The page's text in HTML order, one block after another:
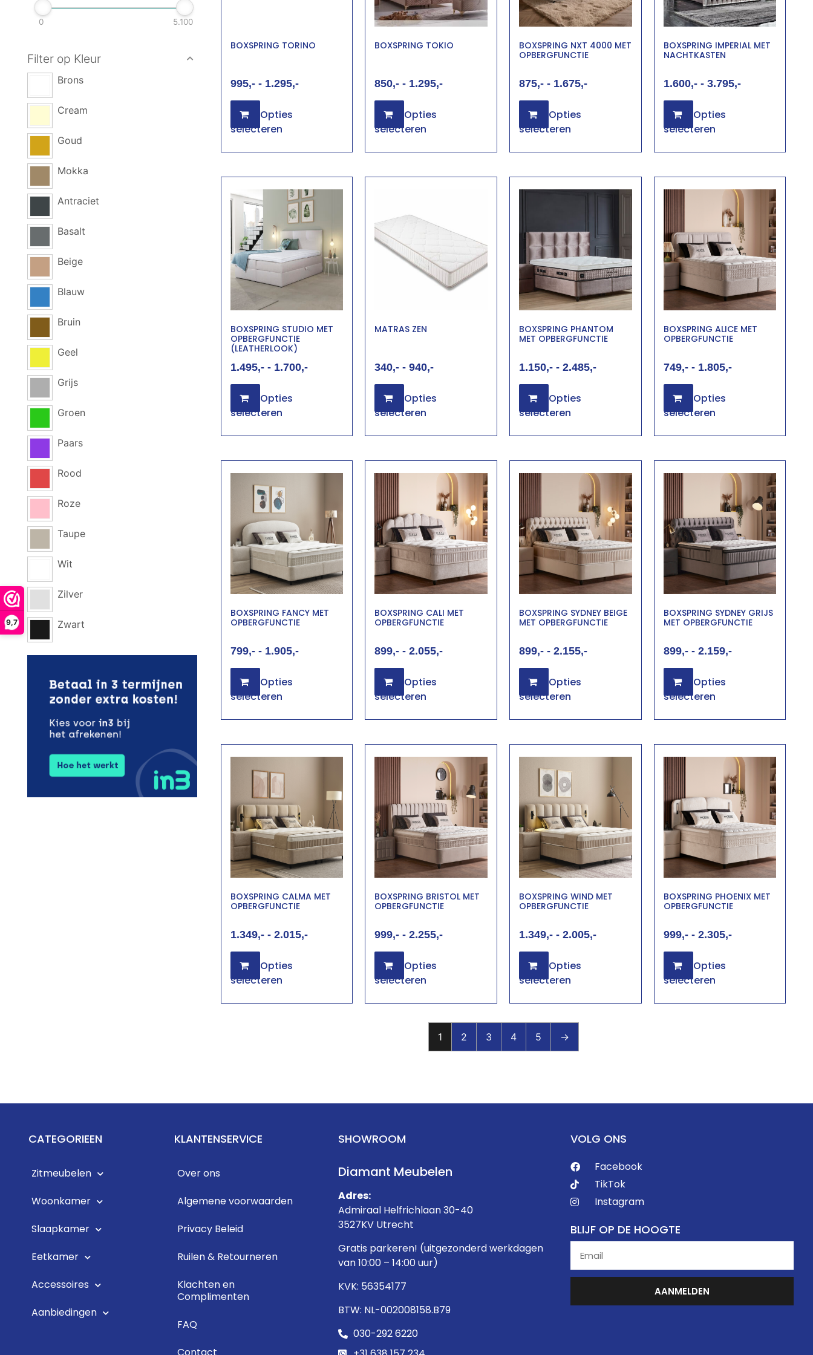
9,7
0 5.100
Filter op Kleur
Brons
Cream
Goud
Mokka
Antraciet
Basalt
Beige
Blauw
Bruin
Geel
Grijs
Groen
Paars
Rood
Roze
Taupe
Wit
Zilver
Zwart
BOXSPRING TORINO
995 - 1.295
Opties
selecteren
BOXSPRING TOKIO
850 - 1.295
Opties
selecteren
BOXSPRING NXT 4000 MET
OPBERGFUNCTIE
875 - 1.675
Opties
selecteren
BOXSPRING IMPERIAL MET
NACHTKASTEN
1.600 - 3.795
Opties
selecteren
BOXSPRING STUDIO MET
OPBERGFUNCTIE
(LEATHERLOOK)
1.495
- 1.700
Opties
selecteren
MATRAS ZEN
340 - 940
Opties
selecteren
BOXSPRING PHANTOM
MET OPBERGFUNCTIE
1.150 - 2.485
Opties
selecteren
BOXSPRING ALICE MET
OPBERGFUNCTIE
749 - 1.805
Opties
selecteren
BOXSPRING FANCY MET
OPBERGFUNCTIE
799 - 1.905
Opties
selecteren
BOXSPRING CALI MET
OPBERGFUNCTIE
899 - 2.055
Opties
selecteren
BOXSPRING SYDNEY BEIGE
MET OPBERGFUNCTIE
899 - 2.155
Opties
selecteren
BOXSPRING SYDNEY GRIJS
MET OPBERGFUNCTIE
899 - 2.159
Opties
selecteren
BOXSPRING CALMA MET
OPBERGFUNCTIE
1.349 - 2.015
Opties
selecteren
BOXSPRING BRISTOL MET
OPBERGFUNCTIE
999 - 2.255
Opties
selecteren
BOXSPRING WIND MET
OPBERGFUNCTIE
1.349 - 2.005
Opties
selecteren
BOXSPRING PHOENIX MET
OPBERGFUNCTIE
999 - 2.305
Opties
selecteren
1 2 3 4 5 →
CATEGORIEEN
Zitmeubelen
Woonkamer
Slaapkamer
Eetkamer
Accessoires
Aanbiedingen
KLANTENSERVICE
Over ons
Algemene voorwaarden
Privacy Beleid
Ruilen & Retourneren
Klachten en
Complimenten
FAQ
SHOWROOM
Diamant Meubelen
Adres:
Admiraal Helfrichlaan 30-40
3527KV Utrecht
Gratis parkeren! (uitgezonderd werkdagen
van 10:00 – 14:00 uur)
KVK: 56354177
BTW: NL-002008158.B79
030-292 6220
VOLG ONS
Facebook
TikTok
Instagram
BLIJF OP DE HOOGTE
AANMELDEN